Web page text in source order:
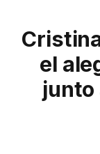
el
junto